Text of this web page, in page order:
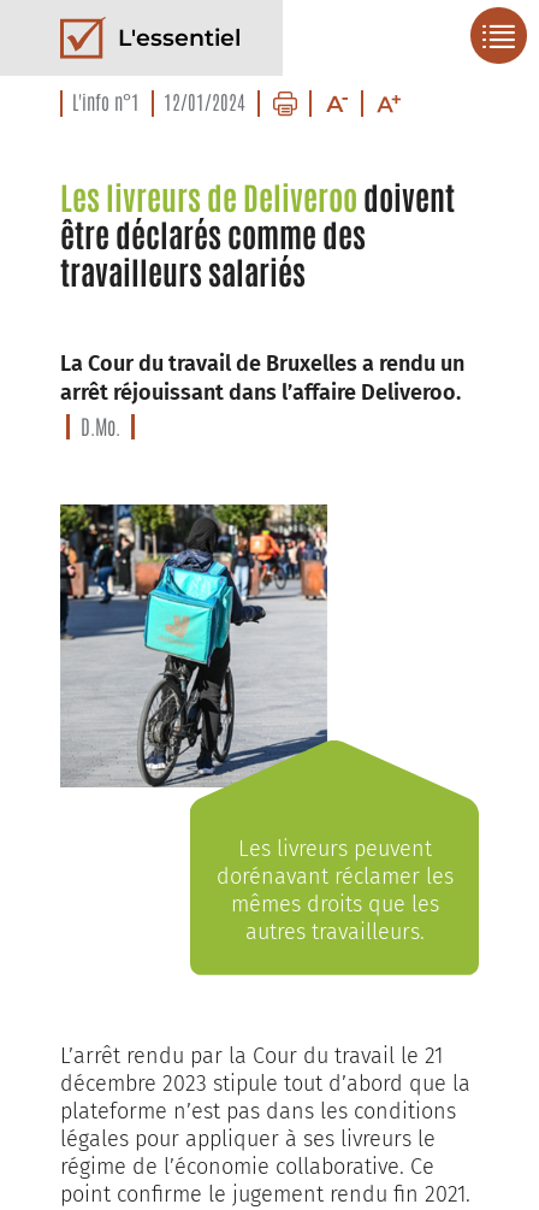
L'essentiel
L'info n°1 12/01/2024
Les livreurs de Deliveroo doivent
être déclarés comme des
travailleurs salariés
La Cour du travail de Bruxelles a rendu un
arrêt réjouissant dans l’affaire Deliveroo.
D.Mo.
Les livreurs peuvent
dorénavant réclamer les
mêmes droits que les
autres travailleurs.
L’arrêt rendu par la Cour du travail le 21
décembre 2023 stipule tout d’abord que la
plateforme n’est pas dans les conditions
légales pour appliquer à ses livreurs le
régime de l’économie collaborative. Ce
point confirme le jugement rendu fin 2021.